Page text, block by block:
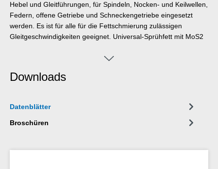
Hebel und Gleitführungen, für Spindeln, Nocken- und Keilwellen,
Federn, offene Getriebe und Schneckengetriebe eingesetzt
werden. Es ist für alle für die Fettschmierung zulässigen
Gleitgeschwindigkeiten geeignet. Universal-Sprühfett mit MoS2
Werkzeug-, Land- und Baumaschinen und in Schienen- und
Downloads
Datenblätter
Broschüren